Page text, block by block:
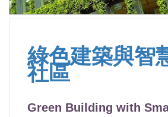
綠色建築與智
社區
Green Building with